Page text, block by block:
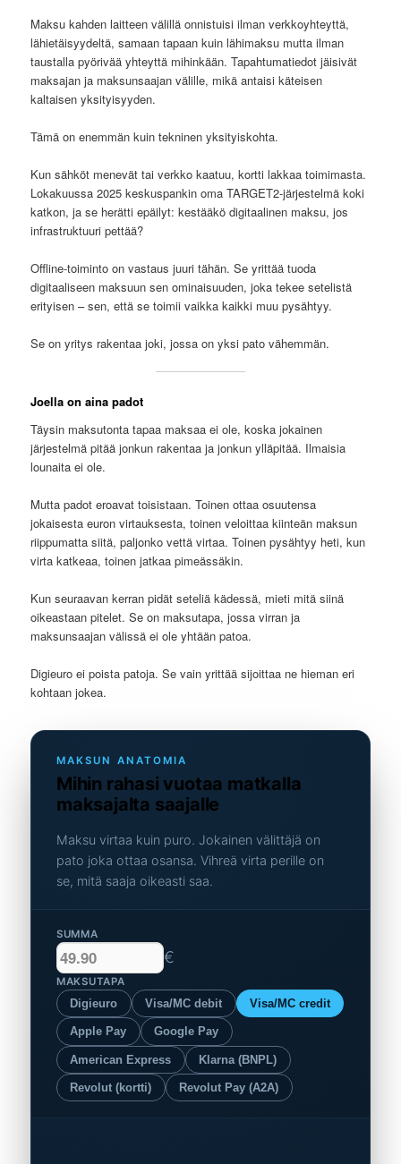
Maksu kahden laitteen välillä onnistuisi ilman verkkoyhteyttä,
lähietäisyydeltä, samaan tapaan kuin lähimaksu mutta ilman
taustalla pyörivää yhteyttä mihinkään. Tapahtumatiedot jäisivät
maksajan ja maksunsaajan välille, mikä antaisi käteisen
kaltaisen yksityisyyden.
Tämä on enemmän kuin tekninen yksityiskohta.
Kun sähköt menevät tai verkko kaatuu, kortti lakkaa toimimasta.
Lokakuussa 2025 keskuspankin oma TARGET2-järjestelmä koki
katkon, ja se herätti epäilyt: kestääkö digitaalinen maksu, jos
infrastruktuuri pettää?
Offline-toiminto on vastaus juuri tähän. Se yrittää tuoda
digitaaliseen maksuun sen ominaisuuden, joka tekee setelistä
erityisen – sen, että se toimii vaikka kaikki muu pysähtyy.
Se on yritys rakentaa joki, jossa on yksi pato vähemmän.
Joella on aina padot
Täysin maksutonta tapaa maksaa ei ole, koska jokainen
järjestelmä pitää jonkun rakentaa ja jonkun ylläpitää. Ilmaisia
lounaita ei ole.
Mutta padot eroavat toisistaan. Toinen ottaa osuutensa
jokaisesta euron virtauksesta, toinen veloittaa kiinteän maksun
riippumatta siitä, paljonko vettä virtaa. Toinen pysähtyy heti, kun
virta katkeaa, toinen jatkaa pimeässäkin.
Kun seuraavan kerran pidät seteliä kädessä, mieti mitä siinä
oikeastaan pitelet. Se on maksutapa, jossa virran ja
maksunsaajan välissä ei ole yhtään patoa.
Digieuro ei poista patoja. Se vain yrittää sijoittaa ne hieman eri
kohtaan jokea.
MAKSUN ANATOMIA
Mihin rahasi vuotaa matkalla
maksajalta saajalle
Maksu virtaa kuin puro. Jokainen välittäjä on
pato joka ottaa osansa. Vihreä virta perille on
se, mitä saaja oikeasti saa.
SUMMA
€
MAKSUTAPA
Digieuro Visa/MC debit Visa/MC credit
Apple Pay Google Pay
American Express Klarna (BNPL)
Revolut (kortti) Revolut Pay (A2A)